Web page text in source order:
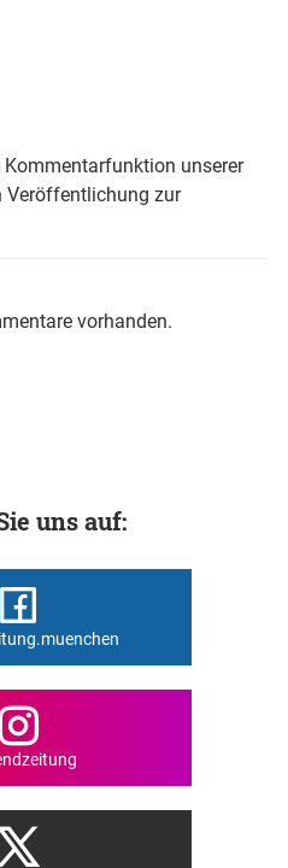
unserer
Veröffentlichung zur
vorhanden.
uns auf: